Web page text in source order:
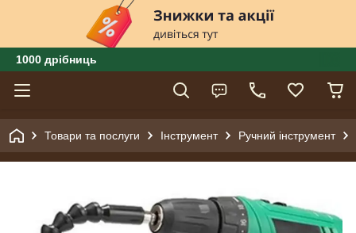
1000 дрібниць
Товари та послуги Інструмент Ручний інструмент